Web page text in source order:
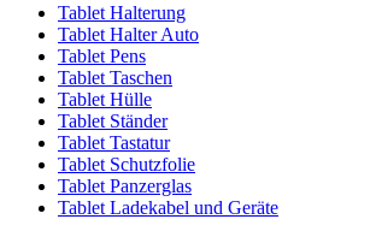
Tablet Halterung
Tablet Halter Auto
Tablet Pens
Tablet Taschen
Tablet Hülle
Tablet Ständer
Tablet Tastatur
Tablet Schutzfolie
Tablet Panzerglas
Tablet Ladekabel und Geräte